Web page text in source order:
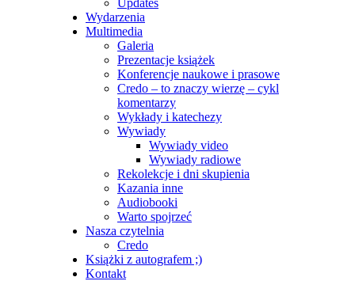
Updates
Wydarzenia
Multimedia
Galeria
Prezentacje książek
Konferencje naukowe i prasowe
Credo – to znaczy wierzę – cykl
komentarzy
Wykłady i katechezy
Wywiady
Wywiady video
Wywiady radiowe
Rekolekcje i dni skupienia
Kazania inne
Audiobooki
Warto spojrzeć
Nasza czytelnia
Credo
Książki z autografem ;)
Kontakt